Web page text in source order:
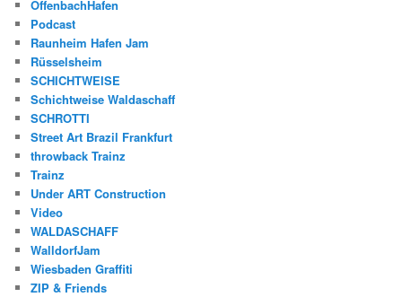
OffenbachHafen
Podcast
Raunheim Hafen Jam
Rüsselsheim
SCHICHTWEISE
Schichtweise Waldaschaff
SCHROTTI
Street Art Brazil Frankfurt
throwback Trainz
Trainz
Under ART Construction
Video
WALDASCHAFF
WalldorfJam
Wiesbaden Graffiti
ZIP & Friends